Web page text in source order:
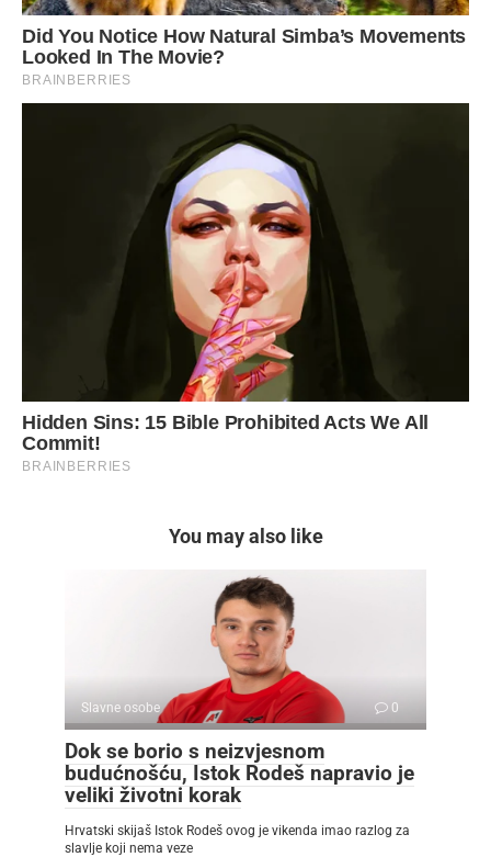
You may also like
Slavne osobe 0
Dok se borio s neizvjesnom
budućnošću, Istok Rodeš napravio je
veliki životni korak
Hrvatski skijaš Istok Rodeš ovog je vikenda imao razlog za
slavlje koji nema veze